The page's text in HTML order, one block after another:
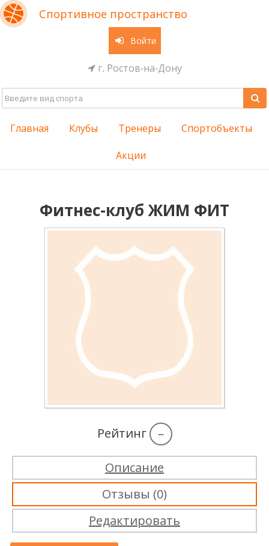
Спортивное пространство
Войти
г. Ростов-на-Дону
Главная Клубы Тренеры Спортобъекты
Акции
Фитнес-клуб ЖИМ ФИТ
Рейтинг –
Описание
Отзывы (0)
Редактировать